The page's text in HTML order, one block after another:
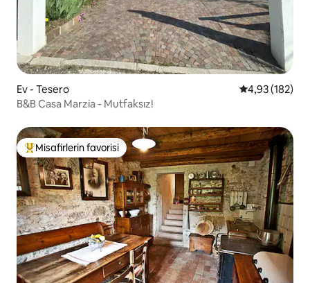
Ev - Tesero 5 üzerinden
4,93 (182)
B&B Casa Marzia - Mutfaksız!
Misafirlerin favorilerinden en beğenilenler arasında
Misafirlerin favorisi